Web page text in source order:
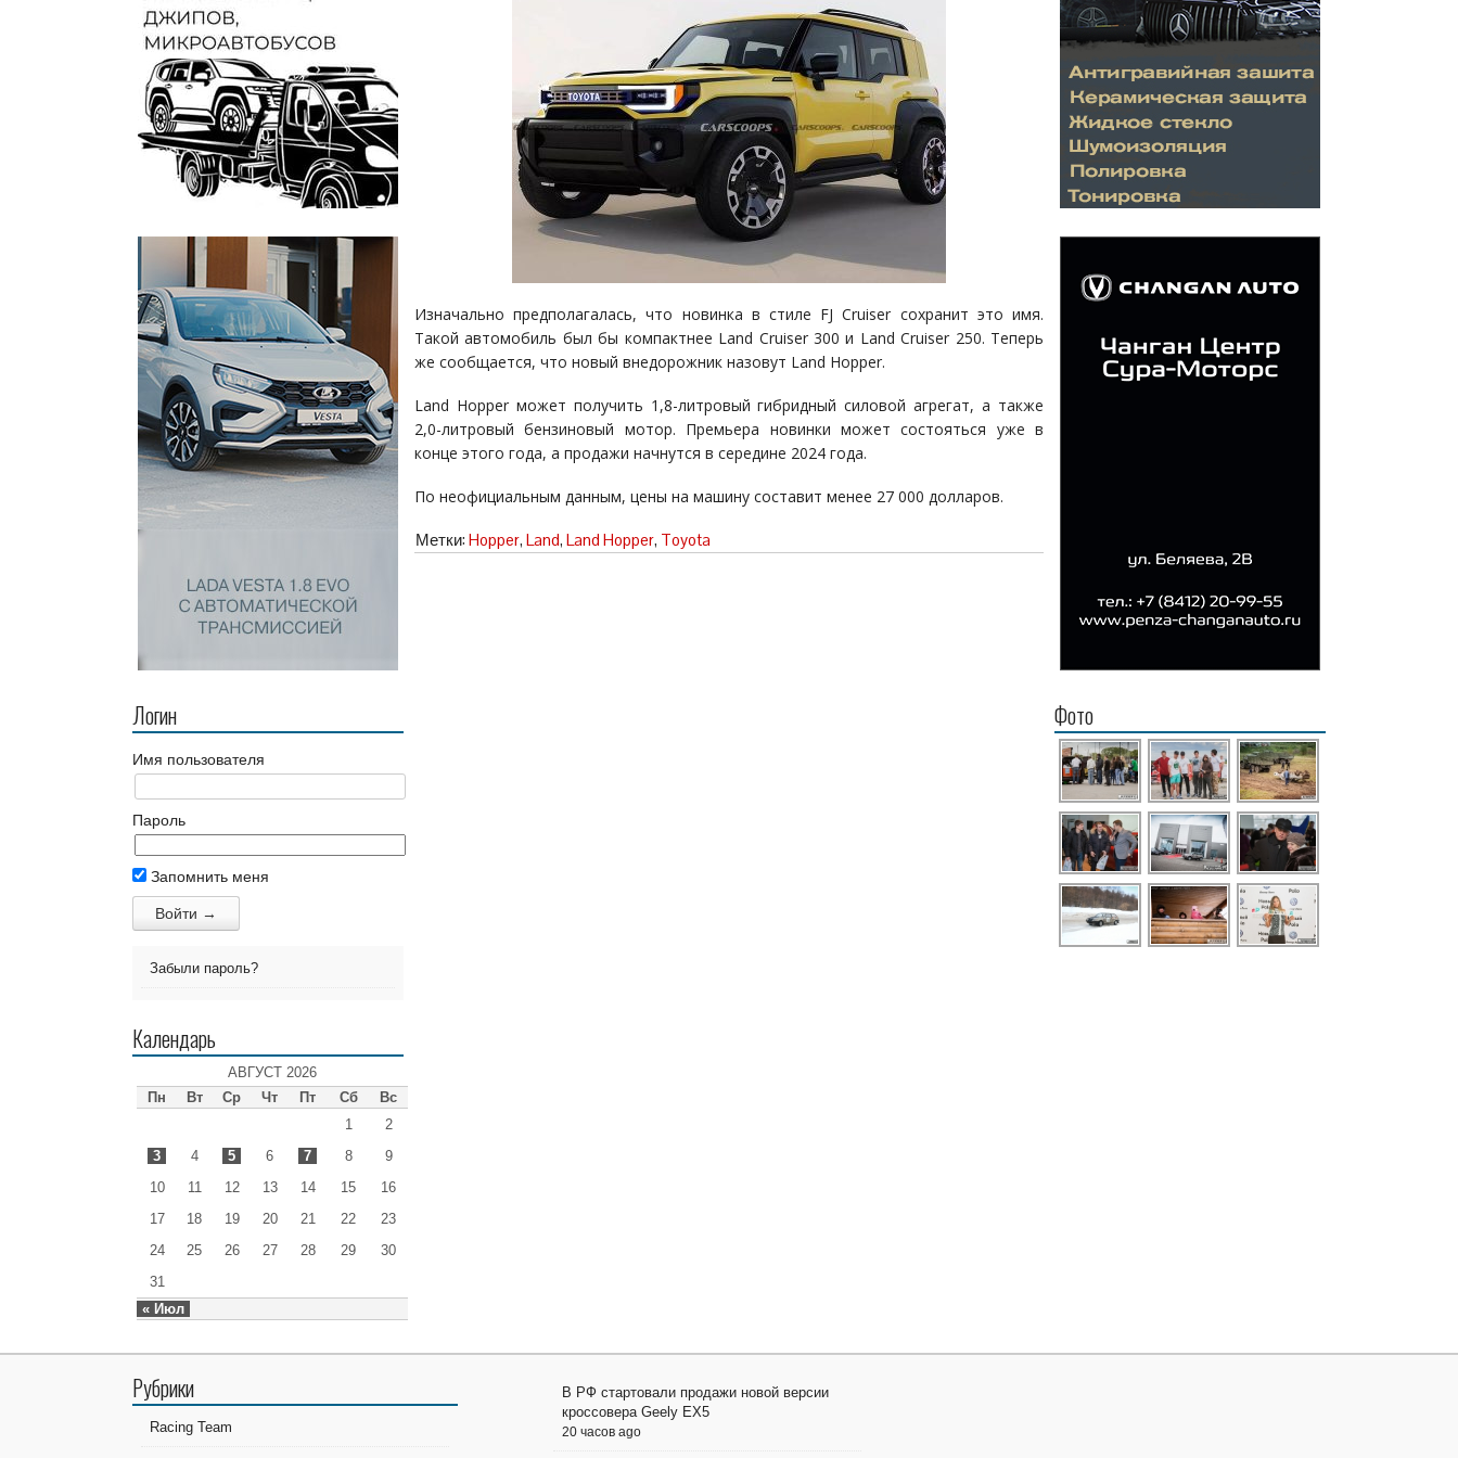
Логин
Имя пользователя
Пароль
Запомнить меня
Забыли пароль?
Календарь
АВГУСТ 2026
Пн
Вт Ср Чт Пт Сб Вс
« Июл
1
2
3
4 5 6 7 8
9
10
11 12 13 14 15
16
17
18 19 20 21 22
23
24
25 26 27 28 29
30
31
Изначально предполагалась, что новинка в стиле FJ Cruiser сохранит это имя.
Такой автомобиль был бы компактнее Land Cruiser 300 и Land Cruiser 250. Теперь
же сообщается, что новый внедорожник назовут Land Hopper.
Land Hopper может получить 1,8-литровый гибридный силовой агрегат, а также
2,0-литровый бензиновый мотор. Премьера новинки может состояться уже в
конце этого года, а продажи начнутся в середине 2024 года.
По неофициальным данным, цены на машину составит менее 27 000 долларов.
Метки: Hopper, Land, Land Hopper, Toyota
Фото
Рубрики
Racing Team
В РФ стартовали продажи новой версии
кроссовера Geely EX5
20 часов ago